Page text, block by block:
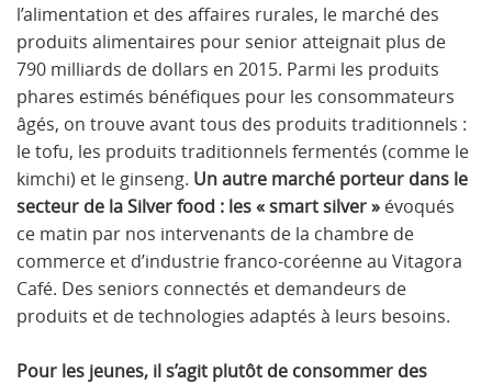
l’alimentation et des affaires rurales, le marché des
produits alimentaires pour senior atteignait plus de
790 milliards de dollars en 2015. Parmi les produits
phares estimés bénéfiques pour les consommateurs
âgés, on trouve avant tous des produits traditionnels :
le tofu, les produits traditionnels fermentés (comme le
kimchi) et le ginseng. Un autre marché porteur dans le
secteur de la Silver food : les « smart silver » évoqués
ce matin par nos intervenants de la chambre de
commerce et d’industrie franco-coréenne au Vitagora
Café. Des seniors connectés et demandeurs de
produits et de technologies adaptés à leurs besoins.
Pour les jeunes, il s’agit plutôt de consommer des